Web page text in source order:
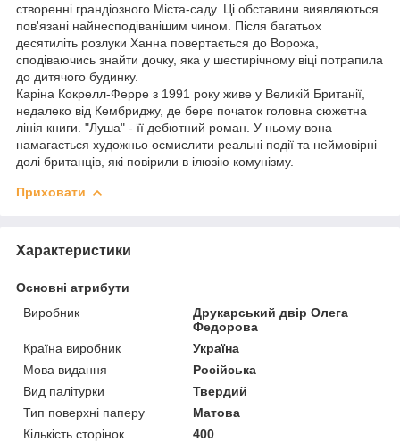
створенні грандіозного Міста-саду. Ці обставини виявляються
пов'язані найнесподіванішим чином. Після багатьох
десятиліть розлуки Ханна повертається до Ворожа,
сподіваючись знайти дочку, яка у шестирічному віці потрапила
до дитячого будинку.
Каріна Кокрелл-Ферре з 1991 року живе у Великій Британії,
недалеко від Кембриджу, де бере початок головна сюжетна
лінія книги. "Луша" - її дебютний роман. У ньому вона
намагається художньо осмислити реальні події та неймовірні
долі британців, які повірили в ілюзію комунізму.
Приховати
Характеристики
Основні атрибути
Виробник
Друкарський двір Олега
Федорова
Країна виробник
Україна
Мова видання
Російська
Вид палітурки
Твердий
Тип поверхні паперу
Матова
Кількість сторінок
400